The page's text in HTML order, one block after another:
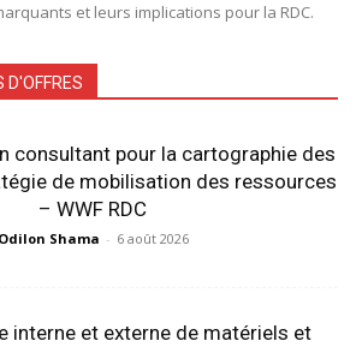
et leurs implications pour la RDC.
D'OFFRES
consultant pour la cartographie des
de mobilisation des ressources
– WWF RDC
Odilon Shama - 6 août 2026
interne et externe de matériels et